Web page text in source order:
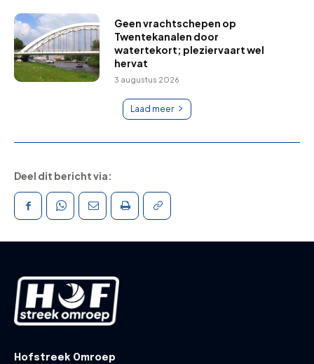
Geen vrachtschepen op
Twentekanalen door
watertekort; pleziervaart wel
hervat
3 augustus 2026
Laad meer
Deel dit bericht via:
Hofstreek Omroep